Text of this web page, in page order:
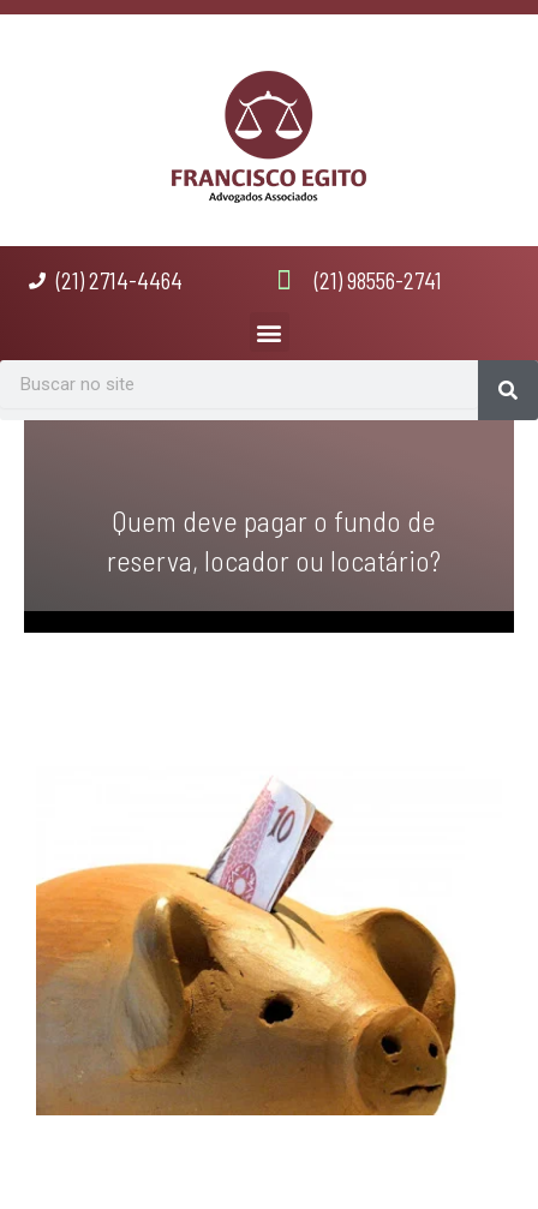
Ir
(21) 2714-4464 (21) 98556-2741
Quem deve pagar o fundo de
reserva, locador ou locatário?